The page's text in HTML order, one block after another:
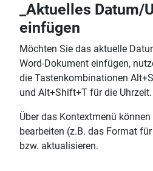
_Aktuelles Datum/
einfügen
Möchten Sie das aktuelle
Word-Dokument einfügen,
die Tastenkombinationen
und Alt+Shift+T für die Uhrzeit.
Über das Kontextmenü können
bearbeiten (z.B. das Format
bzw. aktualisieren.